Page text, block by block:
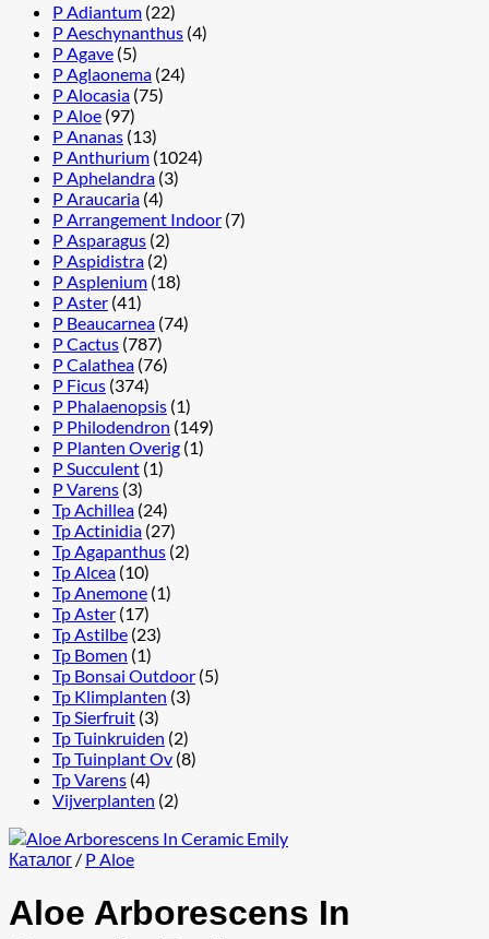
P Adiantum (22)
P Aeschynanthus (4)
P Agave (5)
P Aglaonema (24)
P Alocasia (75)
P Aloe (97)
P Ananas (13)
P Anthurium (1024)
P Aphelandra (3)
P Araucaria (4)
P Arrangement Indoor (7)
P Asparagus (2)
P Aspidistra (2)
P Asplenium (18)
P Aster (41)
P Beaucarnea (74)
P Cactus (787)
P Calathea (76)
P Ficus (374)
P Phalaenopsis (1)
P Philodendron (149)
P Planten Overig (1)
P Succulent (1)
P Varens (3)
Tp Achillea (24)
Tp Actinidia (27)
Tp Agapanthus (2)
Tp Alcea (10)
Tp Anemone (1)
Tp Aster (17)
Tp Astilbe (23)
Tp Bomen (1)
Tp Bonsai Outdoor (5)
Tp Klimplanten (3)
Tp Sierfruit (3)
Tp Tuinkruiden (2)
Tp Tuinplant Ov (8)
Tp Varens (4)
Vijverplanten (2)
Каталог / P Aloe
Aloe Arborescens In